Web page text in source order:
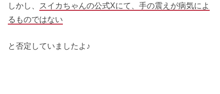
しかし、 スイカちゃんの公式Xにて、手の震えが病気によ
るものではない
と否定していましたよ♪